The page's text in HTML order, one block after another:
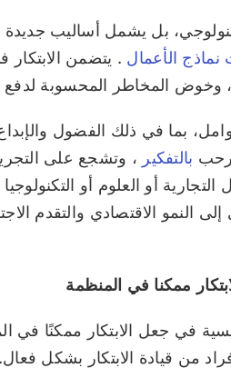
بل يشمل أساليب
نماذج الأعمال . يتضمن
وخوض المخاطر المحسوبة لدفع
بما في ذلك الفضول
بالتفكير ، وتشجع على
أو العلوم أو
النمو الاقتصادي والتقدم
ممكنا في المنظمة
في جعل الابتكار ممكنًا في
من قيادة الابتكار بشكل